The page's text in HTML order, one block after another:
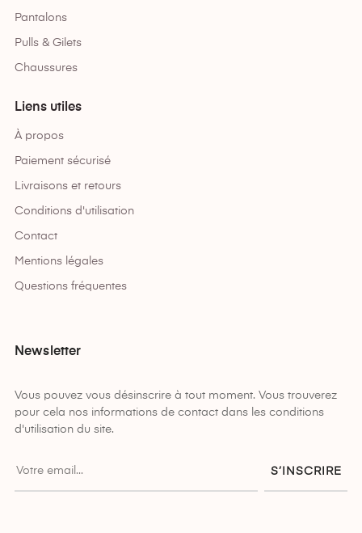
Pantalons
Pulls & Gilets
Chaussures
Liens utiles
À propos
Paiement sécurisé
Livraisons et retours
Conditions d'utilisation
Contact
Mentions légales
Questions fréquentes
Newsletter
Vous pouvez vous désinscrire à tout moment. Vous trouverez
pour cela nos informations de contact dans les conditions
d'utilisation du site.
S’INSCRIRE